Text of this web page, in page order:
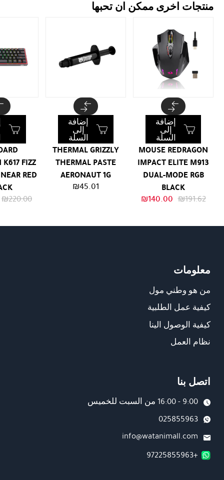
منتجات اخرى ممكن ان تحبها
MOUSE REDRAGON
IMPACT ELITE M913
DUAL-MODE RGB
BLACK
₪191.62
السعر ₪140.00
إضافة
إلى
السلة
THERMAL GRIZZLY
THERMAL PASTE
AERONAUT 1G
₪45.01
إضافة
إلى
السلة
K617 FIZZ
RED
₪220.00
معلومات
من هو وطني مول
كيفية عمل الطلبية
كيفية الوصول الينا
نظام العمل
اتصل بنا
9:00 - 16:00 من السبت للخميس
025855963
info@watanimall.com
+97225855963